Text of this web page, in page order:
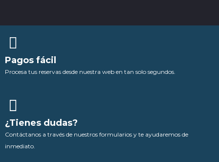
Pagos fácil
Procesa tus reservas desde nuestra web en tan solo segundos.
¿Tienes dudas?
Contáctanos a través de nuestros formularios y te ayudaremos de
inmediato.